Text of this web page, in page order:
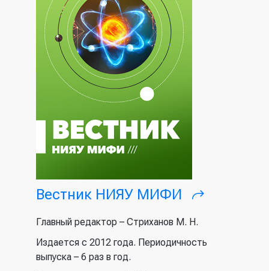
Вестник НИЯУ МИФИ
(внешняя
ссылка)
Главный редактор – Стриханов М. Н.
Издается с 2012 года. Периодичность
выпуска – 6 раз в год.